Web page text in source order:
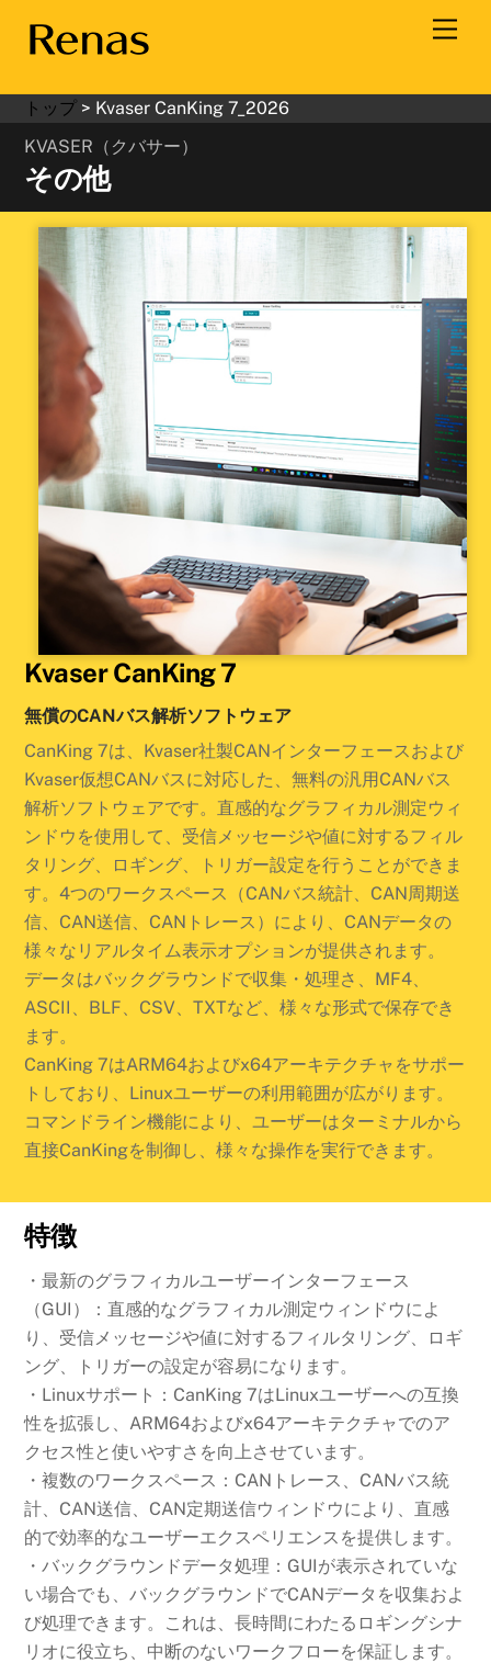
トップ > Kvaser CanKing 7_2026
KVASER（クバサー）
その他
Kvaser CanKing 7
無償のCANバス解析ソフトウェア
CanKing 7は、Kvaser社製CANインターフェースおよび
Kvaser仮想CANバスに対応した、無料の汎用CANバス
解析ソフトウェアです。直感的なグラフィカル測定ウィ
ンドウを使用して、受信メッセージや値に対するフィル
タリング、ロギング、トリガー設定を行うことができま
す。4つのワークスペース（CANバス統計、CAN周期送
信、CAN送信、CANトレース）により、CANデータの
様々なリアルタイム表示オプションが提供されます。
データはバックグラウンドで収集・処理さ、MF4、
ASCII、BLF、CSV、TXTなど、様々な形式で保存でき
ます。
CanKing 7はARM64およびx64アーキテクチャをサポー
トしており、Linuxユーザーの利用範囲が広がります。
コマンドライン機能により、ユーザーはターミナルから
直接CanKingを制御し、様々な操作を実行できます。
特徴
・最新のグラフィカルユーザーインターフェース
（GUI）：直感的なグラフィカル測定ウィンドウによ
り、受信メッセージや値に対するフィルタリング、ロギ
ング、トリガーの設定が容易になります。
・Linuxサポート：CanKing 7はLinuxユーザーへの互換
性を拡張し、ARM64およびx64アーキテクチャでのア
クセス性と使いやすさを向上させています。
・複数のワークスペース：CANトレース、CANバス統
計、CAN送信、CAN定期送信ウィンドウにより、直感
的で効率的なユーザーエクスペリエンスを提供します。
・バックグラウンドデータ処理：GUIが表示されていな
い場合でも、バックグラウンドでCANデータを収集およ
び処理できます。これは、長時間にわたるロギングシナ
リオに役立ち、中断のないワークフローを保証します。